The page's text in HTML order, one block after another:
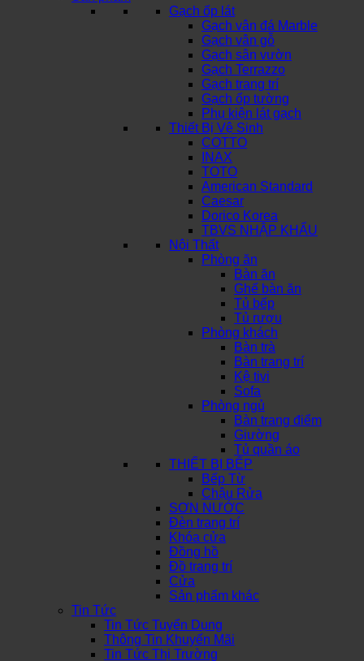
Gạch ốp lát
Gạch vân đá Marble
Gạch vân gỗ
Gạch sân vườn
Gạch Terrazzo
Gạch trang trí
Gạch ốp tường
Phụ kiện lát gạch
Thiết Bị Vệ Sinh
COTTO
INAX
TOTO
American Standard
Caesar
Dorico Korea
TBVS NHẬP KHẨU
Nội Thất
Phòng ăn
Bàn ăn
Ghế bàn ăn
Tủ bếp
Tủ rượu
Phòng khách
Bàn trà
Bàn trang trí
Kệ tivi
Sofa
Phòng ngủ
Bàn trang điểm
Giường
Tủ quần áo
THIẾT BỊ BẾP
Bếp Từ
Chậu Rửa
SƠN NƯỚC
Đèn trang trí
Khóa cửa
Đồng hồ
Đồ trang trí
Cửa
Sản phẩm khác
Tin Tức
Tin Tức Tuyển Dụng
Thông Tin Khuyến Mãi
Tin Tức Thị Trường